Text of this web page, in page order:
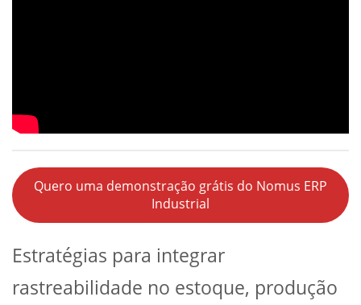
Quero uma demonstração grátis do Nomus ERP
Industrial
Estratégias para integrar
rastreabilidade no estoque, produção